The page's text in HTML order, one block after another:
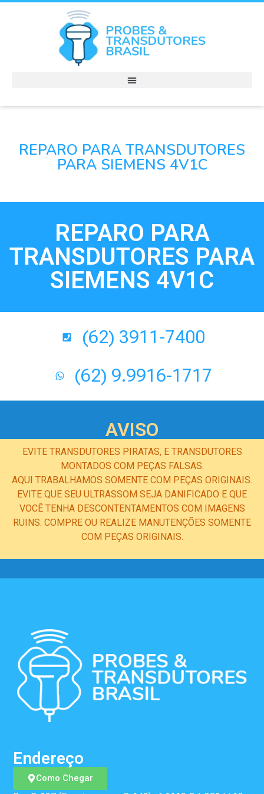
REPARO PARA TRANSDUTORES
PARA SIEMENS 4V1C
REPARO PARA
TRANSDUTORES PARA
SIEMENS 4V1C
(62) 3911-7400
(62) 9.9916-1717
AVISO
EVITE TRANSDUTORES PIRATAS, E TRANSDUTORES
MONTADOS COM PEÇAS FALSAS.
AQUI TRABALHAMOS SOMENTE COM PEÇAS ORIGINAIS.
EVITE QUE SEU ULTRASSOM SEJA DANIFICADO E QUE
VOCÊ TENHA DESCONTENTAMENTOS COM IMAGENS
RUINS. COMPRE OU REALIZE MANUTENÇÕES SOMENTE
COM PEÇAS ORIGINAIS.
Como Chegar
Endereço